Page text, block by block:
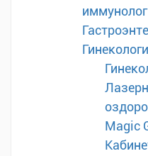
иммунолог
Magic